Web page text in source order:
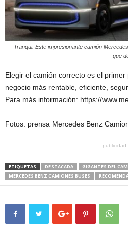
Tranqui. Este impresionante camión
que
Elegir el camión correcto es el
negocio más rentable, eficiente,
Para más información: https://
Fotos: prensa Mercedes Benz
publicidad
ETIQUETAS DESTACADA
GIGANTES DEL
MERCEDES BENZ CAMIONES BUSES